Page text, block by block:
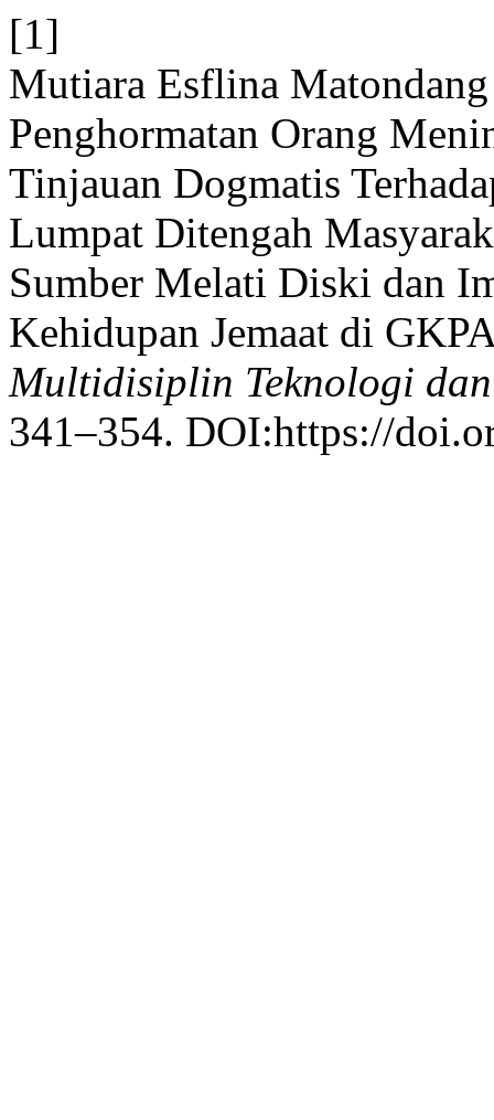
[1]
Mutiara Esflina
Penghormatan Orang
Tinjauan Dogmatis
Lumpat Ditengah
Sumber Melati Diski dan
Kehidupan Jemaat di
Multidisiplin Teknologi
341–354. DOI:https://